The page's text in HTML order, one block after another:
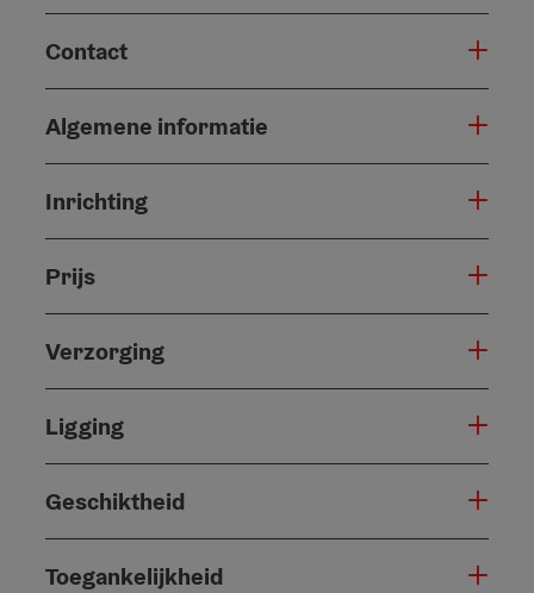
Contact
Algemene informatie
Inrichting
Prijs
Verzorging
Ligging
Geschiktheid
Toegankelijkheid